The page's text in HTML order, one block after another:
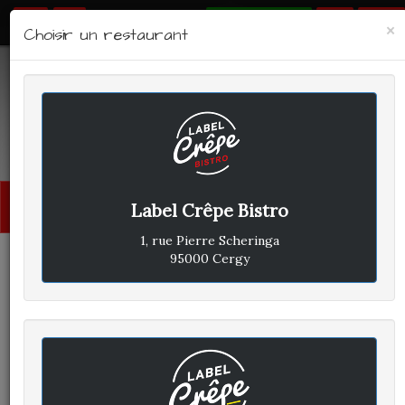
LABEL CRÊPE - BISTRO
CLIENT A A
ÉCRIT LE DIMANCHE 5 FÉVRIER
×
Choisir un restaurant
Label Crêpe Bistro
1, rue Pierre Scheringa
95000 Cergy